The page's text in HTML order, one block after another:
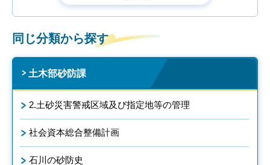
同じ分類から探す
土木部砂防課
2.土砂災害警戒区域及び指定地等の管理
社会資本総合整備計画
石川の砂防史